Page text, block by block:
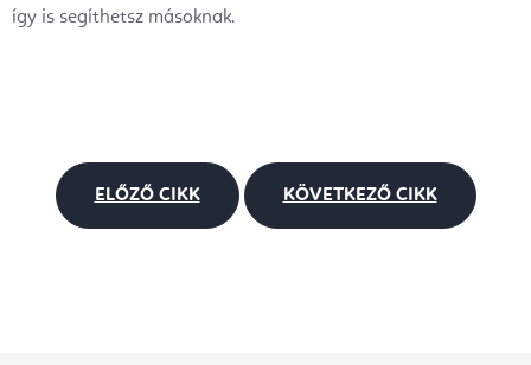
így is segíthetsz másoknak.
ELŐZŐ CIKK KÖVETKEZŐ CIKK